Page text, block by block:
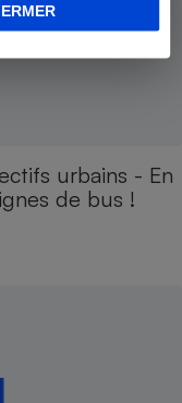
urbains - En
de bus !